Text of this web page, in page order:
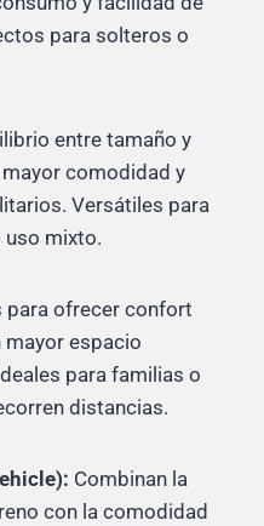
para solteros o
entre tamaño y
comodidad y
Versátiles para
uso mixto.
para ofrecer confort
mayor espacio
para familias o
distancias.
Combinan la
con la comodidad